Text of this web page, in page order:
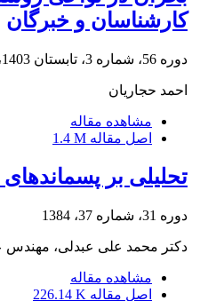
کارشناسان و خبرگان
دوره 56، شماره 3، تابستان 1403، صفحه
احمد حجاریان
مشاهده مقاله
اصل مقاله 1.4 M
تحلیلی بر پسماندهای
دوره 31، شماره 37، 1384
دکتر محمد علی عبدلی، مهندس
مشاهده مقاله
اصل مقاله 226.14 K